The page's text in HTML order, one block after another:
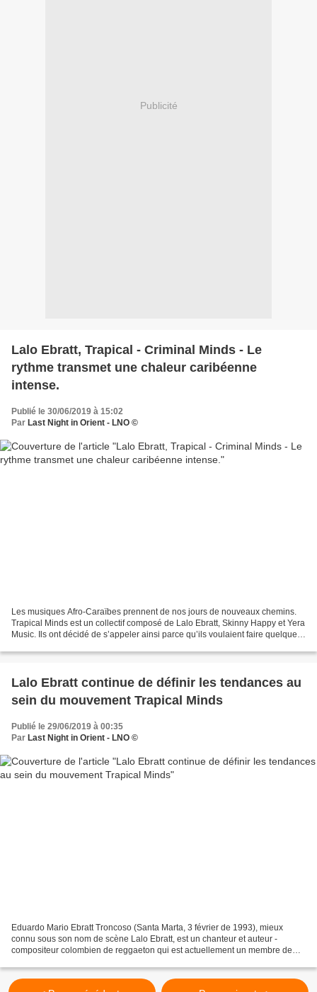
Publicité
Lalo Ebratt, Trapical - Criminal Minds - Le
rythme transmet une chaleur caribéenne
intense.
Publié le 30/06/2019 à 15:02
Par Last Night in Orient - LNO ©
Les musiques Afro-Caraïbes prennent de nos jours de nouveaux chemins.
Trapical Minds est un collectif composé de Lalo Ebratt, Skinny Happy et Yera
Music. Ils ont décidé de s’appeler ainsi parce qu’ils voulaient faire quelque
Lalo Ebratt continue de définir les tendances au
sein du mouvement Trapical Minds
Publié le 29/06/2019 à 00:35
Par Last Night in Orient - LNO ©
Eduardo Mario Ebratt Troncoso (Santa Marta, 3 février de 1993), mieux
connu sous son nom de scène Lalo Ebratt, est un chanteur et auteur -
compositeur colombien de reggaeton qui est actuellement un membre de